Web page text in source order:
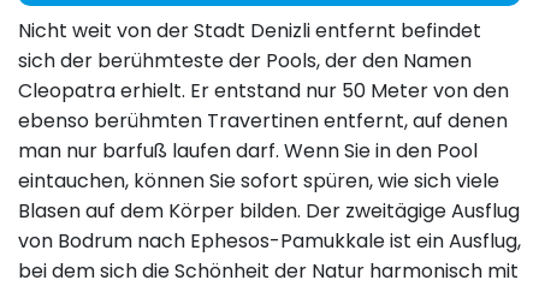
Nicht weit von der Stadt Denizli entfernt befindet
sich der berühmteste der Pools, der den Namen
Cleopatra erhielt. Er entstand nur 50 Meter von den
ebenso berühmten Travertinen entfernt, auf denen
man nur barfuß laufen darf. Wenn Sie in den Pool
eintauchen, können Sie sofort spüren, wie sich viele
Blasen auf dem Körper bilden. Der zweitägige Ausflug
von Bodrum nach Ephesos-Pamukkale ist ein Ausflug,
bei dem sich die Schönheit der Natur harmonisch mit